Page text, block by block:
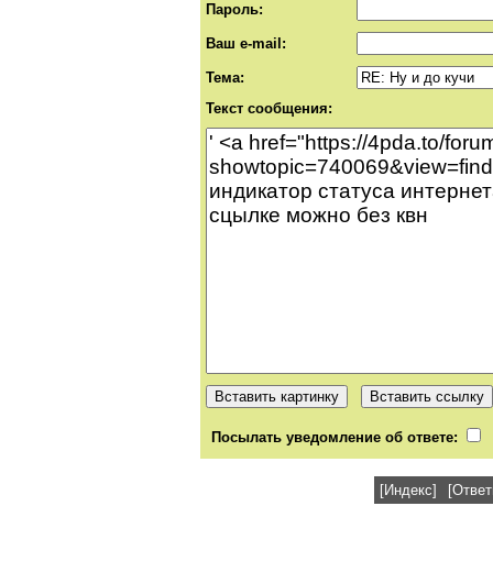
Пароль:
Ваш e-mail:
Тема:
Текст сообщения:
Посылать уведомление об ответе:
[Индекс]